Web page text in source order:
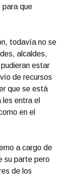
para que
todavía no se
alcaldes,
estar
de recursos
que se está
entra el
en el
a cargo de
su parte pero
de los